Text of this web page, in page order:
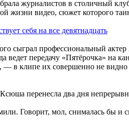
журналистов в столичный
жизни видео, сюжет которого
сыграл профессиональный
передачу «Пятёрочка» на
— в клипе их совершенно не
перенесла два дня
Говорит, мол, снималась бы и